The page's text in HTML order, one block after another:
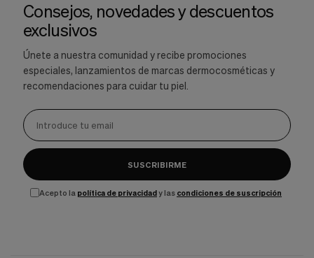
Consejos, novedades y descuentos
exclusivos
Únete a nuestra comunidad y recibe promociones
especiales, lanzamientos de marcas dermocosméticas y
recomendaciones para cuidar tu piel.
SUSCRIBIRME
Acepto la política de privacidady las condiciones de suscripción